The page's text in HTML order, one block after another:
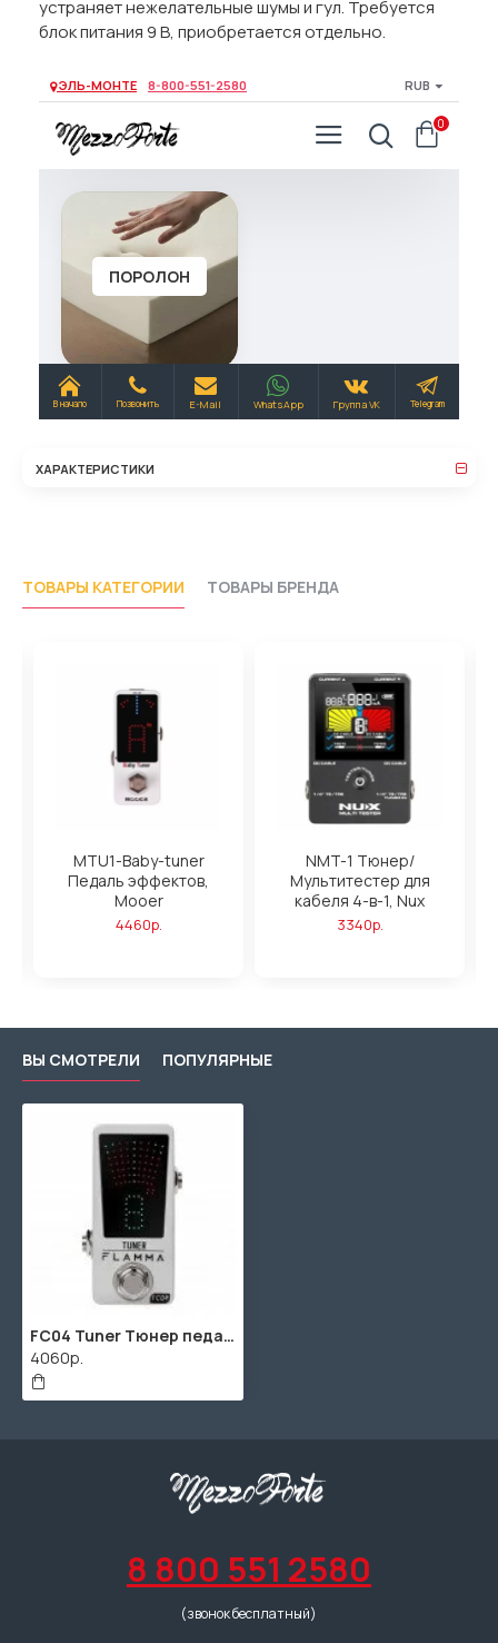
устраняет нежелательные шумы и гул. Требуется
блок питания 9 В, приобретается отдельно.
ХАРАКТЕРИСТИКИ
ТОВАРЫ КАТЕГОРИИ ТОВАРЫ БРЕНДА
MTU1-Baby-tuner
Педаль эффектов,
Mooer
4460р.
NMT-1 Тюнер/
Мультитестер для
кабеля 4-в-1, Nux
3340р.
ВЫ СМОТРЕЛИ ПОПУЛЯРНЫЕ
FC04 Tuner Тюнер педальный, Flamma
4060р.
8 800 551 2580
(звонок бесплатный)